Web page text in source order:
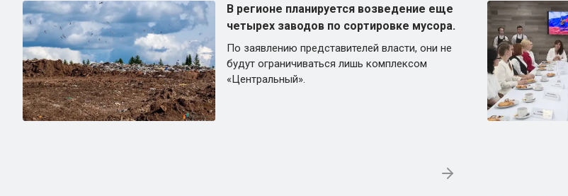
В регионе планируется возведение еще
четырех заводов по сортировке мусора.
По заявлению представителей власти, они не
будут ограничиваться лишь комплексом
«Центральный».